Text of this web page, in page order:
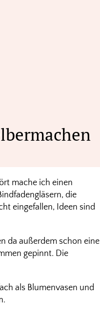
mache ich einen
die
eingefallen, Ideen sind
da außerdem schon eine
gepinnt. Die
als Blumenvasen und